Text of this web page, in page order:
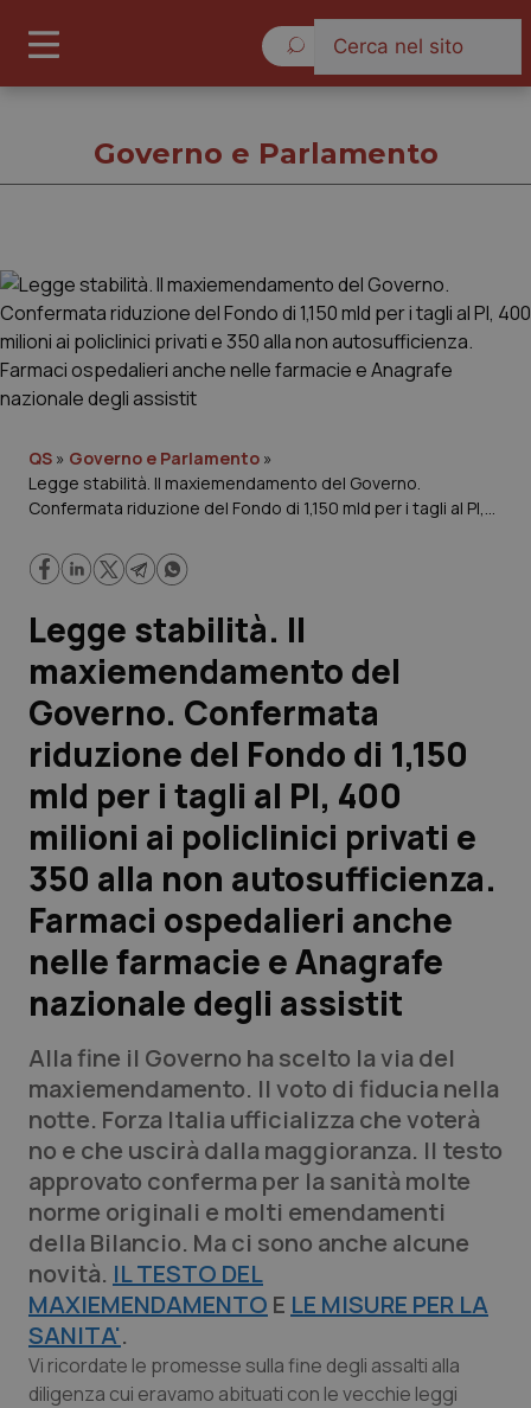
Cronache
Governo e Parlamento
Regioni e Asl
Scienza e Farmaci
Studi e Analisi
Lettere al direttore
Edizioni Regionali
QS Pro
Professionisti Sanitari.AI
Abruzzo
Basilicata
Calabria
Campania
Emilia-Romagna
Friuli Venezia Giulia
Lazio
Liguria
QS Pro Gold
Artrite & artrosi
Asma & BPCO
Car-T
Colesterolo & coronaropatie
Dermatite Atopica
Diabete & glucometri
Disturbi dell’umore
QS Club Newsletter
Governo e Parlamento
QS » Governo e Parlamento »
Legge stabilità. Il maxiemendamento del Governo.
Confermata riduzione del Fondo di 1,150 mld per i tagli al PI,
Farmaci ospedalieri anche nelle farmacie e Anagrafe
nazionale degli assistit
Legge stabilità. Il
maxiemendamento del
Governo. Confermata
riduzione del Fondo di 1,150
mld per i tagli al PI, 400
milioni ai policlinici privati e
350 alla non autosufficienza.
Farmaci ospedalieri anche
nelle farmacie e Anagrafe
nazionale degli assistit
Alla fine il Governo ha scelto la via del
maxiemendamento. Il voto di fiducia nella
notte. Forza Italia ufficializza che voterà
no e che uscirà dalla maggioranza. Il testo
approvato conferma per la sanità molte
norme originali e molti emendamenti
della Bilancio. Ma ci sono anche alcune
novità. IL TESTO DEL
MAXIEMENDAMENTO E LE MISURE PER LA
SANITA'.
Vi ricordate le promesse sulla fine degli assalti alla
diligenza cui eravamo abituati con le vecchie leggi